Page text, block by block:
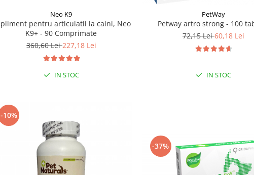
Neo K9
pentru articulatii la caini, Neo
K9+ - 90 Comprimate
360,60 Lei227,18 Lei
IN STOC
PetWay
Petway artro strong - 100
72,15 Lei60,18 Lei
IN STOC
-10%
-37%